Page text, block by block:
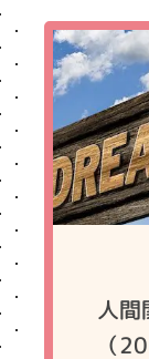
人
（